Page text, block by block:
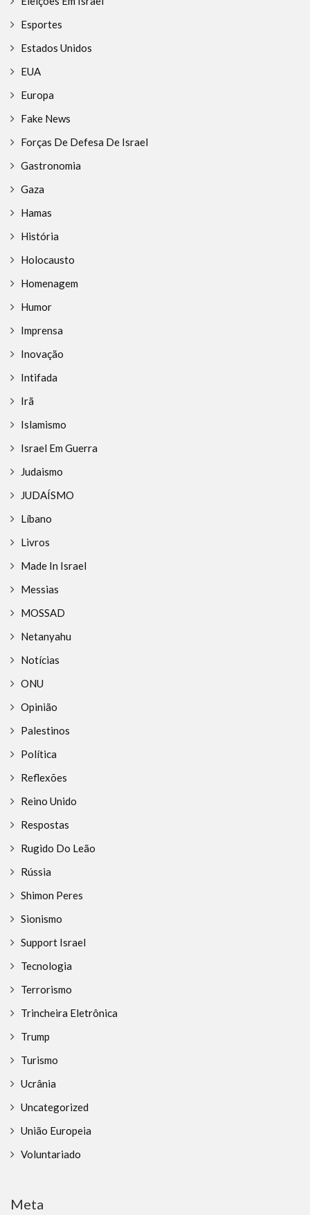
Esportes
Estados Unidos
EUA
Europa
Fake News
Forças De Defesa De Israel
Gastronomia
Gaza
Hamas
História
Holocausto
Homenagem
Humor
Imprensa
Inovação
Intifada
Irã
Islamismo
Israel Em Guerra
Judaismo
JUDAÍSMO
Líbano
Livros
Made In Israel
Messias
MOSSAD
Netanyahu
Notícias
ONU
Opinião
Palestinos
Política
Reflexões
Reino Unido
Respostas
Rugido Do Leão
Rússia
Shimon Peres
Sionismo
Support Israel
Tecnologia
Terrorismo
Trincheira Eletrônica
Trump
Turismo
Ucrânia
Uncategorized
União Europeia
Voluntariado
Meta